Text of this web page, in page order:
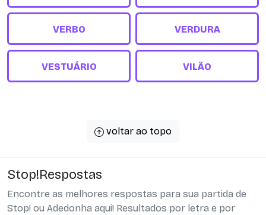
VERBO VERDURA
VESTUÁRIO VILÃO
voltar ao topo
Stop!Respostas
Encontre as melhores respostas para sua partida de
Stop! ou Adedonha aqui! Resultados por letra e por